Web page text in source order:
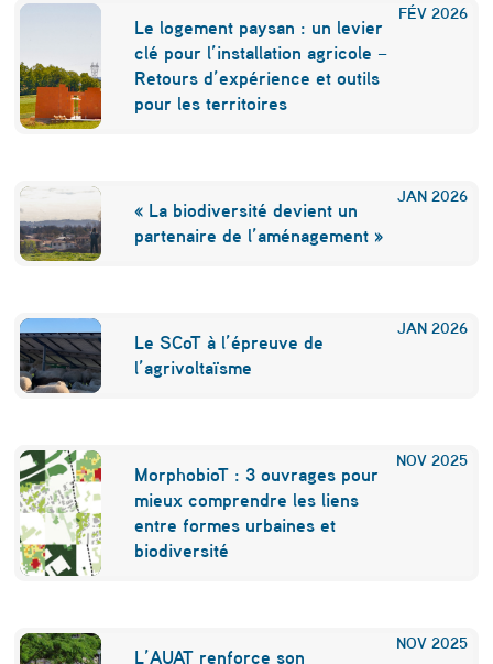
FÉV 2026
Le logement paysan : un levier
clé pour l’installation agricole –
Retours d’expérience et outils
pour les territoires
JAN 2026
« La biodiversité devient un
partenaire de l’aménagement »
JAN 2026
Le SCoT à l’épreuve de
l’agrivoltaïsme
NOV 2025
MorphobioT : 3 ouvrages pour
mieux comprendre les liens
entre formes urbaines et
biodiversité
NOV 2025
L’AUAT renforce son